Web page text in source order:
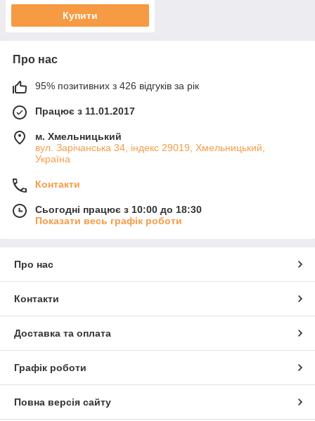
Купити
Про нас
95% позитивних з 426 відгуків за рік
Працює з 11.01.2017
м. Хмельницький
вул. Зарічанська 34, індекс 29019, Хмельницький,
Україна
Контакти
Сьогодні працює з 10:00 до 18:30
Показати весь графік роботи
Про нас
Контакти
Доставка та оплата
Графік роботи
Повна версія сайту